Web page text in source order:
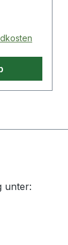
unter: